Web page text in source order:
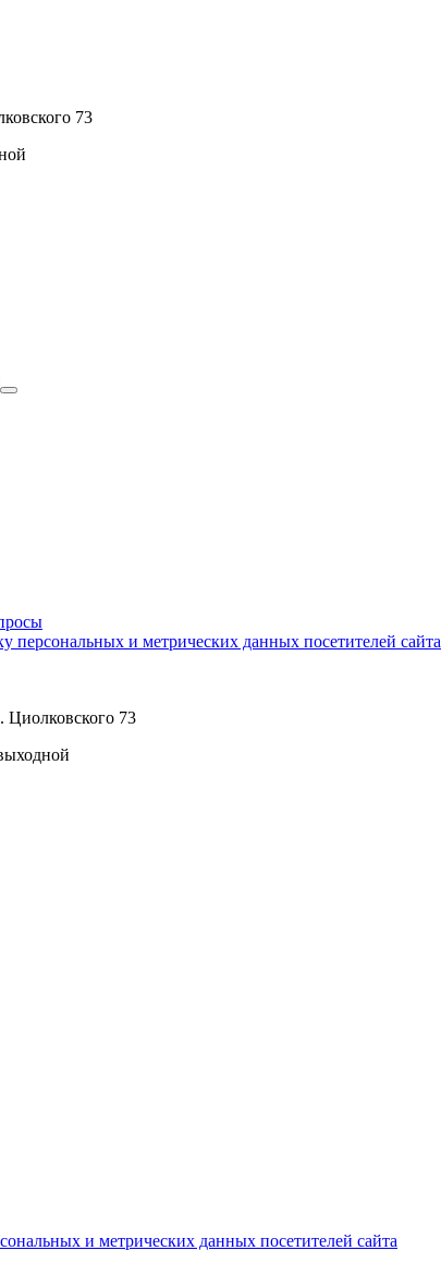
73
персональных и метрических данных посетителей сайта
Циолковского 73
и метрических данных посетителей сайта